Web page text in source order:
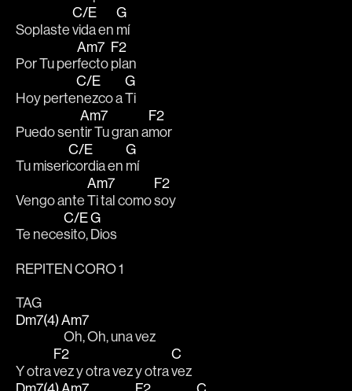
Soplaste
C/E
vida en
G
mí
Por Tu per
Am7
fecto
F2
plan
Hoy perte
C/E
nezco a
G
Ti
Puedo sen
Am7
tir Tu gran a
F2
mor
Tu miseri
C/E
cordia en
G
mí
Vengo ante
Am7
Ti tal como
F2
soy
Te nece
C/E
sito,
G
Dios
REPITEN CORO 1
TAG
Dm7(4)Am7
Oh, Oh, una vez
Y otra
F2
vez y otra vez y otra
C
vez